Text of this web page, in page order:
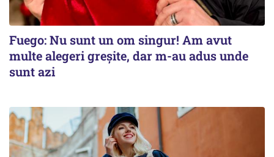
Fuego: Nu sunt un om singur! Am avut
multe alegeri greșite, dar m-au adus unde
sunt azi